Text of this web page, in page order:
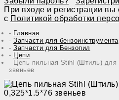
При входе и регистрации вы
с Политикой обработки
Главная
Запчасти для бензоинструмента
Запчасти для Бензопил
Цепи
Цепь пильная Stihl (Штиль) для
звеньев